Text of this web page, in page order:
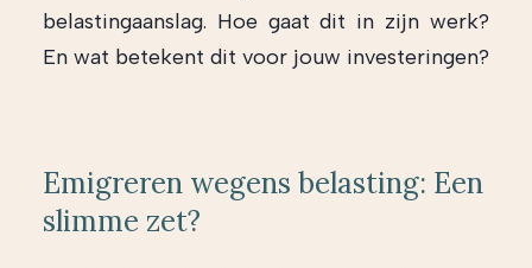
belastingaanslag. Hoe gaat dit in zijn werk?
En wat betekent dit voor jouw investeringen?
Emigreren wegens belasting: Een
slimme zet?